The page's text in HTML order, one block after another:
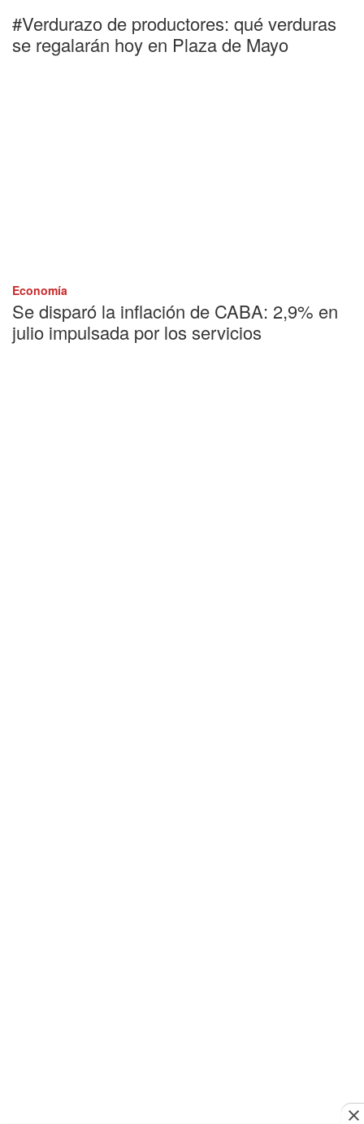
#Verdurazo de productores: qué verduras
se regalarán hoy en Plaza de Mayo
Economía
Se disparó la inflación de CABA: 2,9% en
julio impulsada por los servicios